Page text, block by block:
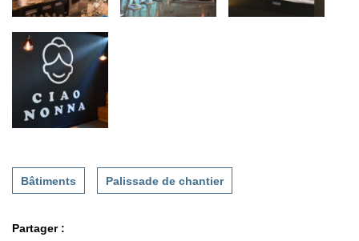
Bâtiments Palissade de chantier
Partager :